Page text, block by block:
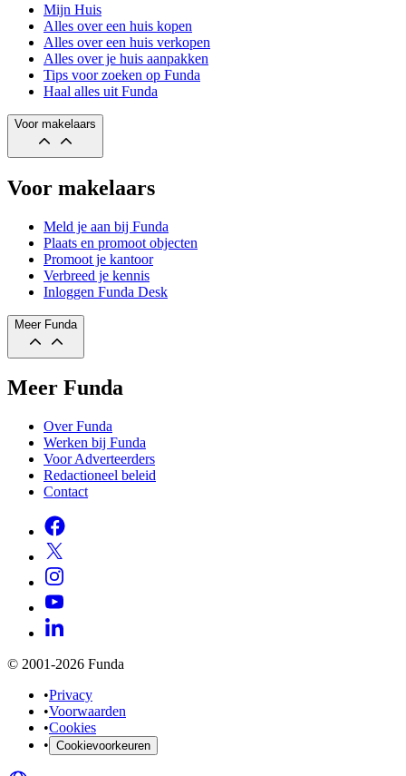
Mijn Huis
Alles over een huis kopen
Alles over een huis verkopen
Alles over je huis aanpakken
Tips voor zoeken op Funda
Haal alles uit Funda
Voor makelaars
Voor makelaars
Meld je aan bij Funda
Plaats en promoot objecten
Promoot je kantoor
Verbreed je kennis
Inloggen Funda Desk
Meer Funda
Meer Funda
Over Funda
Werken bij Funda
Voor Adverteerders
Redactioneel beleid
Contact
© 2001-2026 Funda
•Privacy
•Voorwaarden
•Cookies
• Cookievoorkeuren